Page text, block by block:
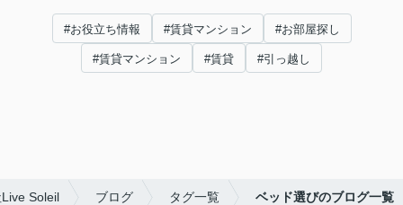
#お役立ち情報 #賃貸マンション #お部屋探し
#賃貸マンション #賃貸 #引っ越し
Soleil ブログ タグ一覧 ベッド選びのブログ一覧